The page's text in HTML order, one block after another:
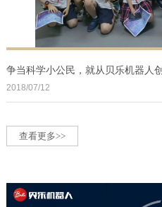
争当科学小公民，就从贝乐机器人
2018/07/12
查看更多>>